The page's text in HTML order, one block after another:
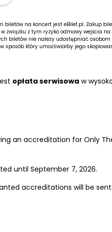
na koncert jest eBilet.pl. Zakup
związku z tym ryzyko odmowy wejścia
biletów nie należy udostępniać
sposób który umożliwiałby jego
opłata serwisowa w
an accreditation for Only
until September 7, 2026.
accreditations will be sent